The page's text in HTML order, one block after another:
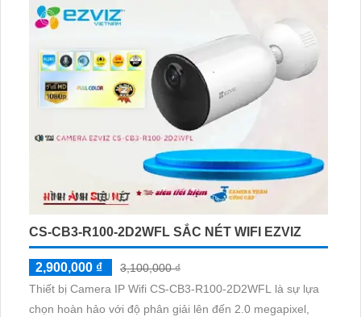
CS-CB3-R100-2D2WFL SẮC NÉT WIFI EZVIZ
2,900,000 ₫
3,100,000 ₫
Thiết bị Camera IP Wifi CS-CB3-R100-2D2WFL là sự lựa
chọn hoàn hảo với độ phân giải lên đến 2.0 megapixel,